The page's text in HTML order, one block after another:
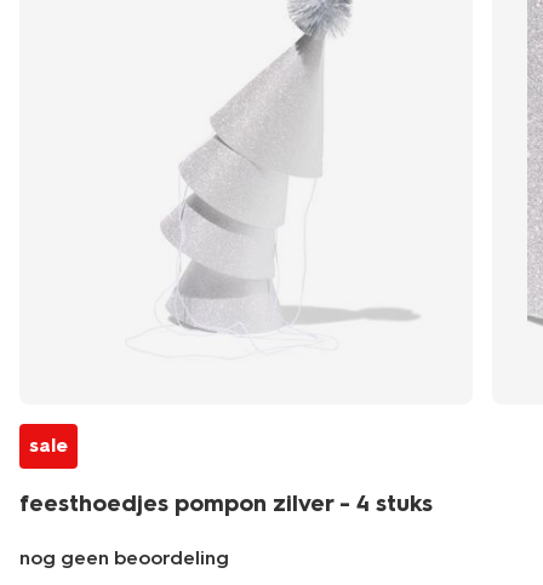
sale
feesthoedjes pompon zilver - 4 stuks
nog geen beoordeling